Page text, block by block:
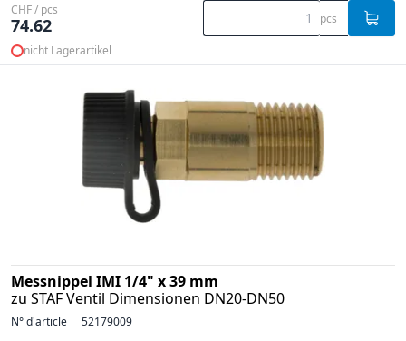
CHF / pcs
74.62 pcs
nicht Lagerartikel
Messnippel IMI 1/4" x 39 mm
zu STAF Ventil Dimensionen DN20-DN50
N° d'article 52179009